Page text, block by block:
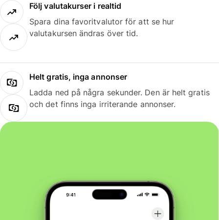
Följ valutakurser i realtid
Spara dina favoritvalutor för att se hur
valutakursen ändras över tid.
Helt gratis, inga annonser
Ladda ned på några sekunder. Den är helt gratis
och det finns inga irriterande annonser.